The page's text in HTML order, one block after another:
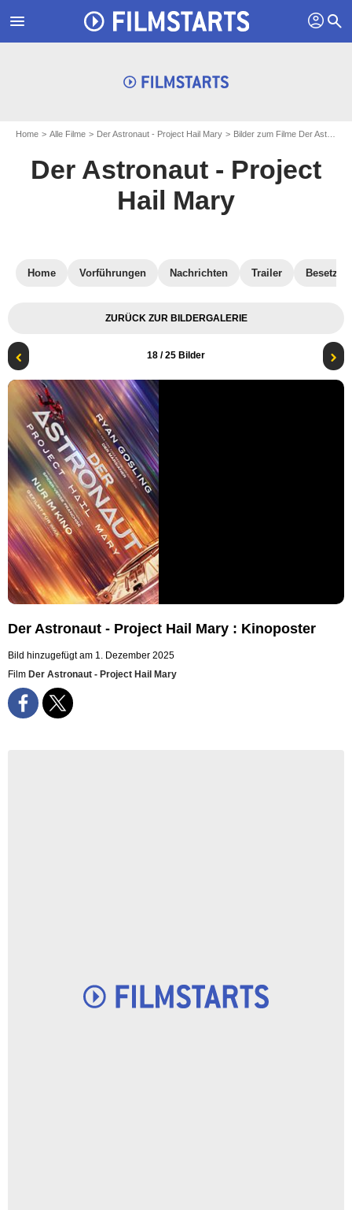
menu profil search
Home Alle Filme Der Astronaut - Project Hail Mary Bilder zum Filme Der Astronaut - Project Hail Mary
Der Astronaut - Project
Hail Mary
Home Vorführungen Nachrichten Trailer
ZURÜCK ZUR BILDERGALERIE
18 / 25 Bilder
Der Astronaut - Project Hail Mary : Kinoposter
Bild hinzugefügt am 1. Dezember 2025
Film Der Astronaut - Project Hail Mary